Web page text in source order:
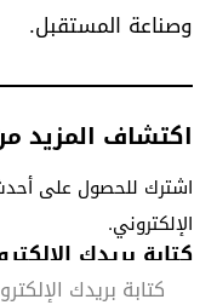
وصناعة المستقبل.
اكتشاف المزيد
اشترك للحصول على
الإلكتروني.
كتابة بريدك